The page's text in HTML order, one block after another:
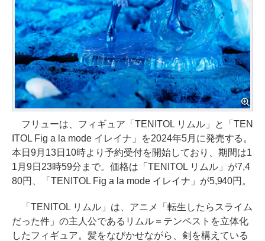
フリューは、フィギュア「TENITOL リムル」と「TEN
ITOL Fig a la mode イレイナ」を2024年5月に発売する。
本日9月13日10時より予約受付を開始しており、期間は1
1月9日23時59分まで。価格は「TENITOL リムル」が7,4
80円、「TENITOL Fig a la mode イレイナ」が5,940円。
「TENITOL リムル」は、アニメ「転生したらスライム
だった件」の主人公であるリムル＝テンペストを立体化
したフィギュア。髪をなびかせながら、剣を構えている